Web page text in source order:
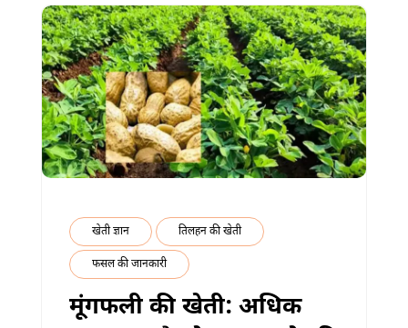
पूरी
जानकारी
में
खेती ज्ञान तिलहन की खेती
फसल की जानकारी
मूंगफली की खेती: अधिक